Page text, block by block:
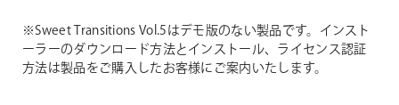
※Sweet Transitions Vol.5はデモ版のない製品です。インスト
ーラーのダウンロード方法とインストール、ライセンス認証
方法は製品をご購入したお客様にご案内いたします。